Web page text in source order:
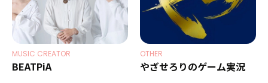
BEATPiA
MUSIC CREATOR
やざせろりのゲーム実況
OTHER